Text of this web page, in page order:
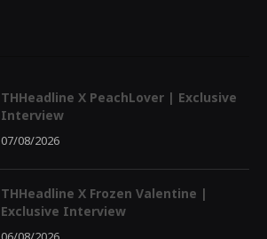
THHeadline X PeachLover | Exclusive
Interview
07/08/2026
THHeadline X Frozen Valentine |
Exclusive Interview